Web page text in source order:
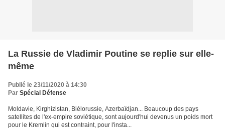
La Russie de Vladimir Poutine se replie sur elle-
même
Publié le 23/11/2020 à 14:30
Par Spécial Défense
Moldavie, Kirghizistan, Biélorussie, Azerbaïdjan... Beaucoup des pays
satellites de l'ex-empire soviétique, sont aujourd'hui devenus un poids mort
pour le Kremlin qui est contraint, pour l'insta...